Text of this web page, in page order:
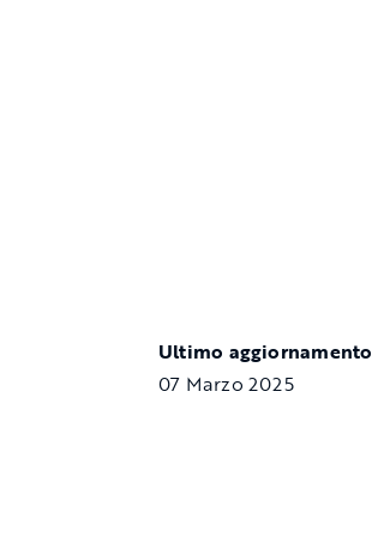
Ultimo aggiornamento
07 Marzo 2025